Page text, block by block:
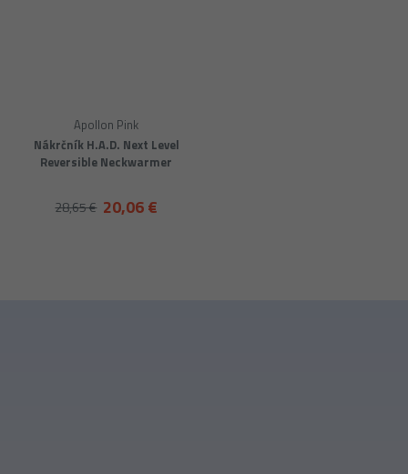
Nákrčník H.A.D. Next Level
Reversible Neckwarmer
Apollon Pink
20,06 €
28,65 €